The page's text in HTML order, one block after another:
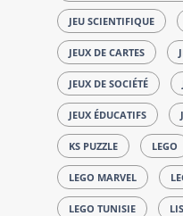
JEU SCIENTIFIQUE
JEUX DE CARTES
JEUX DE SOCIÉTÉ
JEUX ÉDUCATIFS
KS PUZZLE LEGO
LEGO MARVEL
LEGO TUNISIE